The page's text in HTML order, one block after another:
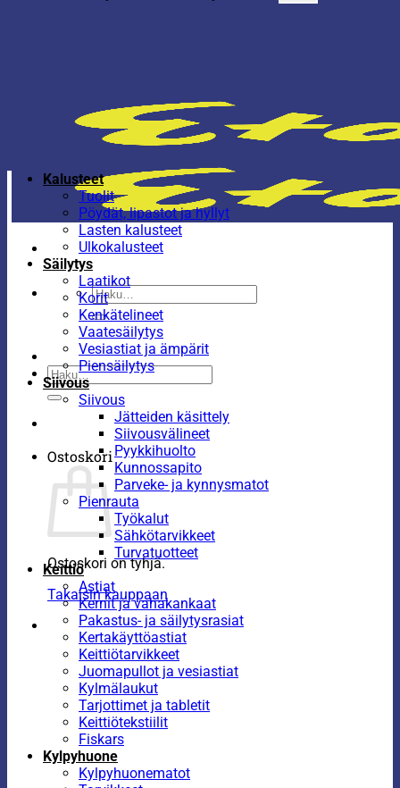
Etsi:
Etsi:
Ostoskori
Ostoskori on tyhjä.
Takaisin kauppaan
Kalusteet
Tuolit
Pöydät, lipastot ja hyllyt
Lasten kalusteet
Ulkokalusteet
Säilytys
Laatikot
Korit
Kenkätelineet
Vaatesäilytys
Vesiastiat ja ämpärit
Piensäilytys
Siivous
Siivous
Jätteiden käsittely
Siivousvälineet
Pyykkihuolto
Kunnossapito
Parveke- ja kynnysmatot
Pienrauta
Työkalut
Sähkötarvikkeet
Turvatuotteet
Keittiö
Astiat
Kernit ja vahakankaat
Pakastus- ja säilytysrasiat
Kertakäyttöastiat
Keittiötarvikkeet
Juomapullot ja vesiastiat
Kylmälaukut
Tarjottimet ja tabletit
Keittiötekstiilit
Fiskars
Kylpyhuone
Kylpyhuonematot